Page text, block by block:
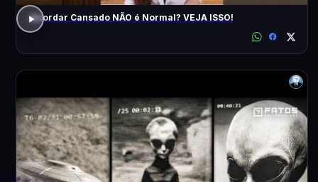
Acordar Cansado NÃO é Normal? VEJA ISSO!